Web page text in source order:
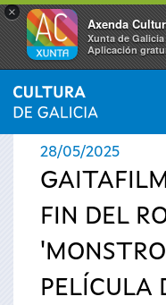
×
Axenda
Xunta de Galicia
Aplicación
Se
encuentra
usted
aquí
INICIO › ACTUALIDAD
28/05/2025
FIN DEL
PELÍCULA